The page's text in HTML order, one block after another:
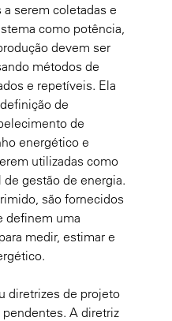
serem coletadas e
como potência,
devem ser
métodos de
e repetíveis. Ela
de
de
energético e
utilizadas como
gestão de energia.
são fornecidos
definem uma
medir, estimar e
diretrizes de projeto
A diretriz